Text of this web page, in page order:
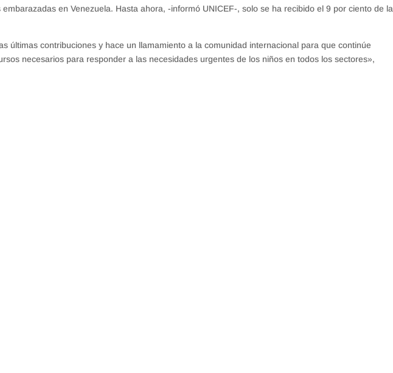
en Venezuela. Hasta ahora, -informó UNICEF-, solo se ha recibido el 9 por ciento de la
últimas contribuciones y hace un llamamiento a la comunidad internacional para que continúe
necesarios para responder a las necesidades urgentes de los niños en todos los sectores»,